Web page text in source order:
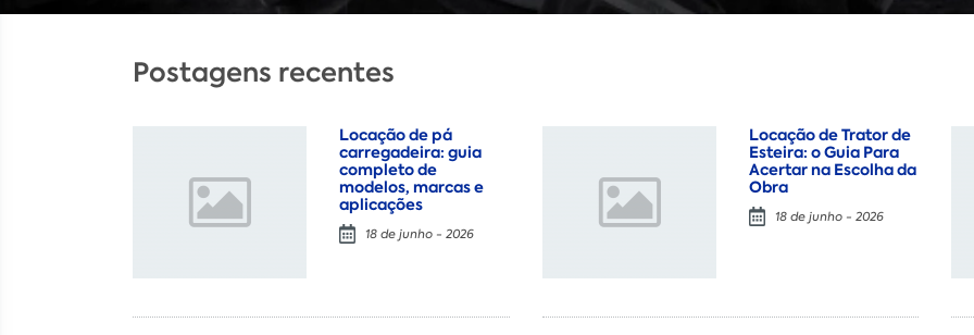
Postagens recentes
Locação de pá
carregadeira: guia
completo de
modelos, marcas e
aplicações
18 de junho - 2026
Locação de Trator de
Esteira: o Guia Para
Acertar na Escolha da
Obra
18 de junho - 2026